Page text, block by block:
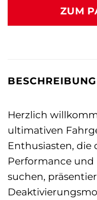
ZUM
BESCHREIBUNG
Herzlich
ultimativen
Enthusiasten, die
Performance
suchen,